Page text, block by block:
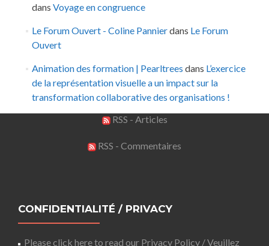
dans Voyage en congruence
Le Forum Ouvert - Coline Pannierdans Le Forum
Ouvert
Animation des formation | Pearltrees dans L’exercice
de la représentation visuelle a un impact sur la
transformation collaborative des organisations !
RSS - Articles
RSS - Commentaires
CONFIDENTIALITÉ / PRIVACY
Please click here to read our Privacy Policy / Veuillez